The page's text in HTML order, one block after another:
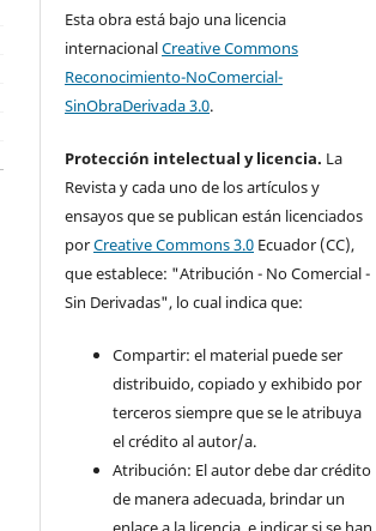
Esta obra está bajo una licencia
internacionalCreative Commons
Reconocimiento-NoComercial-
SinObraDerivada 3.0.
Protección intelectual y licencia. La
Revista y cada uno de los artículos y
ensayos que se publican están licenciados
porCreative Commons 3.0 Ecuador (CC),
que establece: "Atribución - No Comercial -
Sin Derivadas", lo cual indica que:
Compartir: el material puede ser
distribuido, copiado y exhibido por
terceros siempre que se le atribuya
el crédito al autor/a.
Atribución: El autor debe dar crédito
de manera adecuada, brindar un